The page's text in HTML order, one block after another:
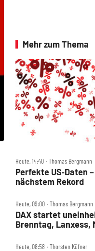
Mehr zum Thema
Heute, 14:40 ‧ Thomas Bergmann
Perfekte US‑Daten
nächstem Rekord
Heute, 09:00 ‧ Thomas Bergmann
DAX startet
Brenntag, Lanxess,
Heute, 08:58 ‧ Thorsten Küfner